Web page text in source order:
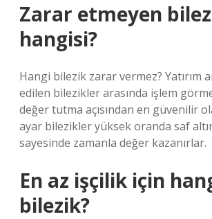
Zarar etmeyen
hangisi?
Hangi bilezik zarar vermez? Yatırım
edilen bilezikler arasında işlem
değer tutma açısından en güvenilir
ayar bilezikler yüksek oranda saf
sayesinde zamanla değer kazanırlar.
En az işçilik için
bilezik?